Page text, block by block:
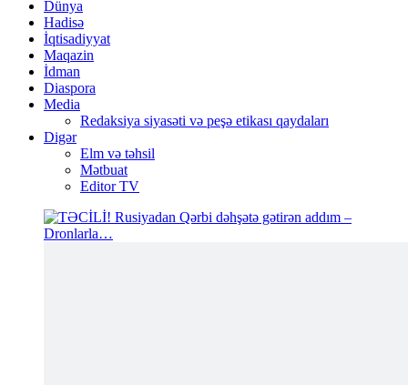
Dünya
Hadisə
İqtisadiyyat
Maqazin
İdman
Diaspora
Media
Redaksiya siyasəti və peşə etikası qaydaları
Digər
Elm və təhsil
Mətbuat
Editor TV